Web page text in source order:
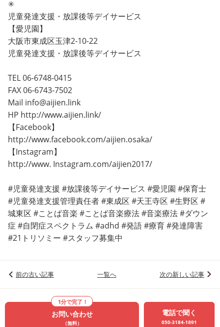
✳︎
児童発達支援・放課後等デイサービス
【愛児園】
大阪市東成区玉津2-10-22
児童発達支援・放課後等デイサービス
TEL 06-6748-0415
FAX 06-6743-7502
Mail info@aijien.link
HP http://www.aijien.link/
【Facebook】
http://www.facebook.com/aijien.osaka/
【Instagram】
http://www. Instagram.com/aijien2017/
#児童発達支援 #放課後等デイサービス #愛児園 #保育士
#児童発達支援管理責任者 #東成区 #天王寺区 #生野区 #
城東区 #ことば音楽 #ことば音楽療法 #音楽療法 #ダウン
症 #自閉症スペクトラム #adhd #発語 #療育 #発達障害
#21トリソミー #スタッフ募集中
前の古い記事 一覧へ 次の新しい記事
1分で完了！
お問い合わせ
（無料）
電話で聞く
050-3184-1891